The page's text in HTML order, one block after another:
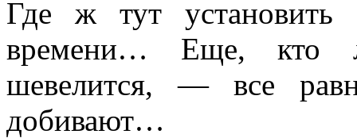
Где ж тут установить
времени… Еще, кто
шевелится, — все
добивают…